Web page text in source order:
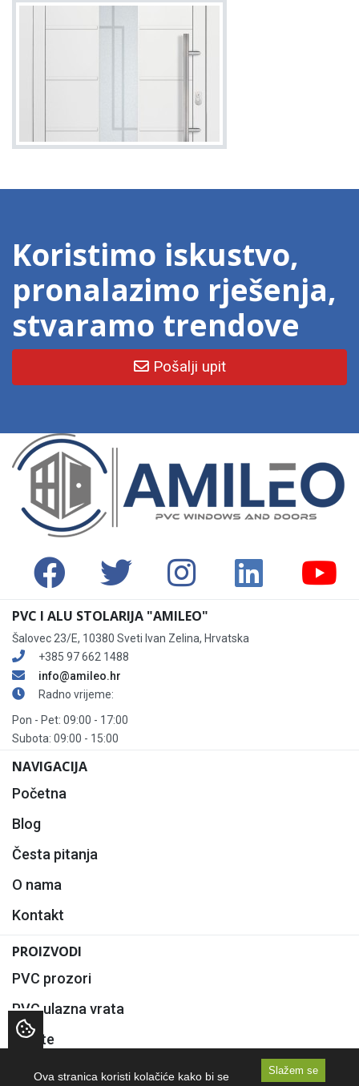
Koristimo iskustvo,
pronalazimo rješenja,
stvaramo trendove
Pošalji upit
PVC I ALU STOLARIJA "AMILEO"
Šalovec 23/E, 10380 Sveti Ivan Zelina, Hrvatska
+385 97 662 1488
info@amileo.hr
Radno vrijeme:
Pon - Pet: 09:00 - 17:00
Subota: 09:00 - 15:00
NAVIGACIJA
Početna
Blog
Česta pitanja
O nama
Kontakt
PROIZVODI
PVC prozori
PVC ulazna vrata
Rolete
Komarnici
Ova stranica koristi kolačiće kako bi se Slažem se